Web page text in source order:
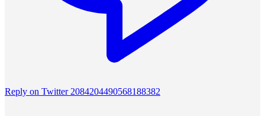
Reply on Twitter 2084204490568188382